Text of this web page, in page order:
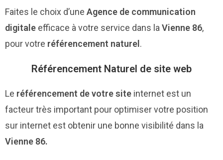
Faites le choix d’une Agence de communication
digitale efficace à votre service dans la Vienne 86,
pour votre référencement naturel .
Référencement Naturel de site web
Le référencement de votre site internet est un
facteur très important pour optimiser votre position
sur internet est obtenir une bonne visibilité dans la
Vienne 86.